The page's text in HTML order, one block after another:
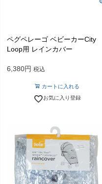
ペグペレーゴ ベビーカーCity
Loop用 レインカバー
6,380 税込
カートに入れる
お気に入り登録